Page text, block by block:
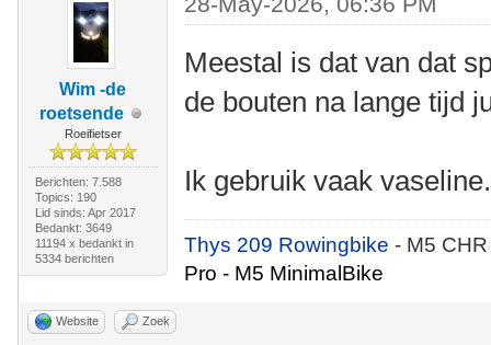
Wim -de
roetsende
Roeifietser
Berichten: 7.588
Topics: 190
Lid sinds: Apr 2017
Bedankt: 3649
11194 x bedankt in
5334 berichten
Meestal is dat van dat
de bouten na lange tijd
Ik gebruik vaak vaseline.
Thys 209 Rowingbike- M5
Pro - M5 MinimalBike
Website Zoek